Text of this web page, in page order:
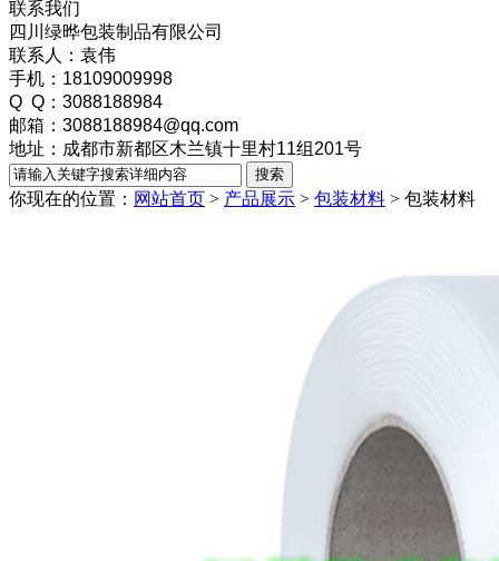
联系我们
四川绿晔包装制品有限公司
联系人：袁伟
手机：18109009998
Q Q：3088188984
邮箱：3088188984@qq.com
地址：成都市新都区木兰镇十里村11组201号
你现在的位置： 网站首页 > 产品展示 > 包装材料 > 包装材料